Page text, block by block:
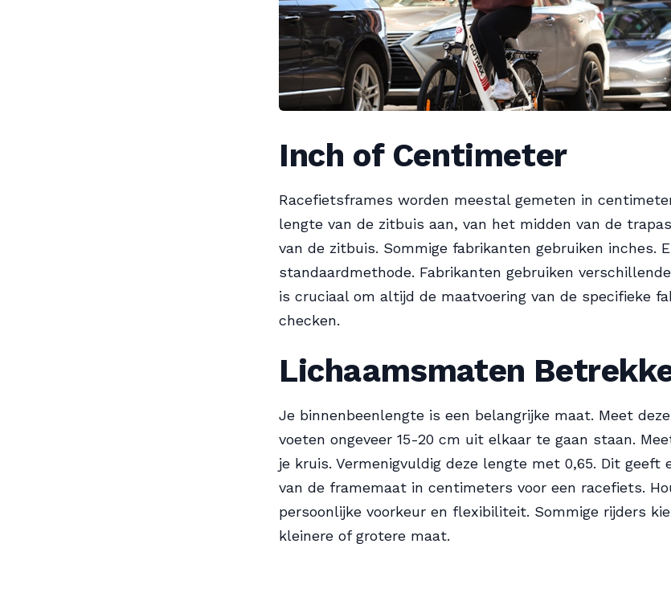
Inch of Centimeter
Racefietsframes worden meestal gemeten in
lengte van de zitbuis aan, van het midden van de
van de zitbuis. Sommige fabrikanten gebruiken inches.
standaardmethode. Fabrikanten gebruiken
is cruciaal om altijd de maatvoering van de specifieke
checken.
Lichaamsmaten
Je binnenbeenlengte is een belangrijke maat. Meet
voeten ongeveer 15-20 cm uit elkaar te gaan staan.
je kruis. Vermenigvuldig deze lengte met 0,65. Dit geeft
van de framemaat in centimeters voor een racefiets.
persoonlijke voorkeur en flexibiliteit. Sommige rijders
kleinere of grotere maat.